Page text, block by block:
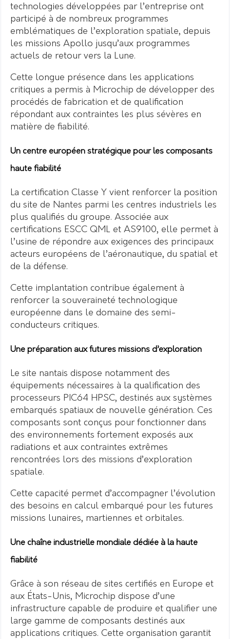
technologies développées par l’entreprise ont
participé à de nombreux programmes
emblématiques de l’exploration spatiale, depuis
les missions Apollo jusqu’aux programmes
actuels de retour vers la Lune.
Cette longue présence dans les applications
critiques a permis à Microchip de développer des
procédés de fabrication et de qualification
répondant aux contraintes les plus sévères en
matière de fiabilité.
Un centre européen stratégique pour les composants
haute fiabilité
La certification Classe Y vient renforcer la position
du site de Nantes parmi les centres industriels les
plus qualifiés du groupe. Associée aux
certifications ESCC QML et AS9100, elle permet à
l’usine de répondre aux exigences des principaux
acteurs européens de l’aéronautique, du spatial et
de la défense.
Cette implantation contribue également à
renforcer la souveraineté technologique
européenne dans le domaine des semi-
conducteurs critiques.
Une préparation aux futures missions d’exploration
Le site nantais dispose notamment des
équipements nécessaires à la qualification des
processeurs PIC64 HPSC, destinés aux systèmes
embarqués spatiaux de nouvelle génération. Ces
composants sont conçus pour fonctionner dans
des environnements fortement exposés aux
radiations et aux contraintes extrêmes
rencontrées lors des missions d’exploration
spatiale.
Cette capacité permet d’accompagner l’évolution
des besoins en calcul embarqué pour les futures
missions lunaires, martiennes et orbitales.
Une chaîne industrielle mondiale dédiée à la haute
fiabilité
Grâce à son réseau de sites certifiés en Europe et
aux États-Unis, Microchip dispose d’une
infrastructure capable de produire et qualifier une
large gamme de composants destinés aux
applications critiques. Cette organisation garantit